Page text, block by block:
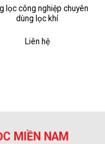
lọc công nghiệp chuyên
dùng lọc khí
Liên hệ
MIỀN NAM